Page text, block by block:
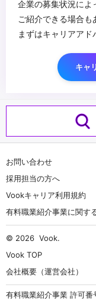
企業の募集状況によ
ご紹介できる場合も
まずはキャリアアド
キャ
お問い合わせ
採用担当の方へ
Vookキャリア利用規約
有料職業紹介事業に関す
© 2026 Vook.
Vook TOP
会社概要（運営会社）
有料職業紹介事業 許可